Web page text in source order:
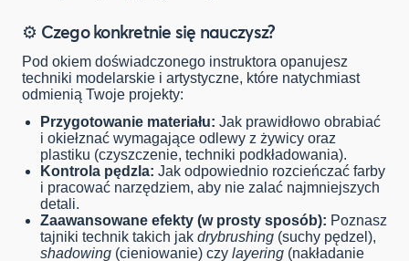
⚙️ Czego konkretnie się nauczysz?
Pod okiem doświadczonego instruktora opanujesz
techniki modelarskie i artystyczne, które natychmiast
odmienią Twoje projekty:
Przygotowanie materiału: Jak prawidłowo obrabiać
i okiełznać wymagające odlewy z żywicy oraz
plastiku (czyszczenie, techniki podkładowania).
Kontrola pędzla: Jak odpowiednio rozcieńczać farby
i pracować narzędziem, aby nie zalać najmniejszych
detali.
Zaawansowane efekty (w prosty sposób): Poznasz
tajniki technik takich jak drybrushing (suchy pędzel),
shadowing (cieniowanie) czy layering (nakładanie